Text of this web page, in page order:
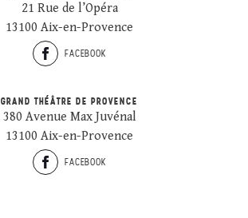
21 Rue de l’Opéra
13100 Aix-en-Provence
FACEBOOK
GRAND THÉÂTRE DE PROVENCE
380 Avenue Max Juvénal
13100 Aix-en-Provence
FACEBOOK